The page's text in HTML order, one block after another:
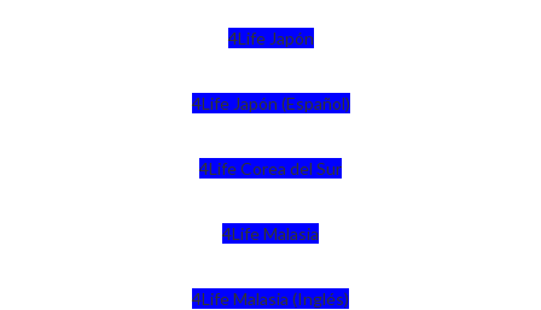
4Life Japón
4Life Japón (Español)
4Life Corea del Sur
4Life Malasia
4Life Malasia (Inglés)